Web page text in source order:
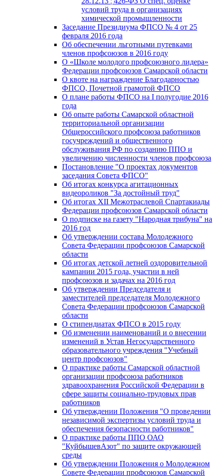
условий труда в организациях
химической промышленности
Заседание Президиума ФПСО № 4 от 25
февраля 2016 года
Об обеспечении льготными путевками
членов профсоюзов в 2016 году
О «Школе молодого профсоюзного лидера»
Федерации профсоюзов Самарской области
О квоте на награждение Благодарностью
ФПСО, Почетной грамотой ФПСО
О плане работы ФПСО на I полугодие 2016
года
Об опыте работы Самарской областной
территориальной организации
Общероссийского профсоюза работников
госучреждений и общественного
обслуживания РФ по созданию ППО и
увеличению численности членов профсоюза
Постановление "О проектах документов
заседания Совета ФПСО"
Об итогах конкурса агитационных
видеороликов "За достойный труд"
Об итогах XII Межотраслевой Спартакиады
Федерации профсоюзов Самарской области
О подписке на газету "Народная трибуна" на
2016 год
Об утверждении состава Молодежного
Совета Федерации профсоюзов Самарской
области
Об итогах детской летней оздоровительной
кампании 2015 года, участии в ней
профсоюзов и задачах на 2016 год
Об утверждении Председателя и
заместителей председателя Молодежного
Совета Федерации профсоюзов Самарской
области
О стипендиатах ФПСО в 2015 году
Об изменении наименований и о внесении
изменений в Устав Негосударственного
образовательного учреждения "Учебный
центр профсоюзов"
О практике работы Самарской областной
организации профсоюза работников
здравоохранения Российской Федерации в
сфере защиты социально-трудовых прав
работников
Об утверждении Положения "О проведении
независимой экспертизы условий труда и
обеспечения безопасности работников"
О практике работы ППО ОАО
"КуйбышевАзот" по защите окружающей
среды
Об утверждении Положения о Молодежном
Совете Федерации профсоюзов Самарской